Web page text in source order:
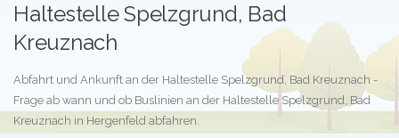
Haltestelle Spelzgrund, Bad
Kreuznach
Abfahrt und Ankunft an der Haltestelle Spelzgrund, Bad Kreuznach -
Frage ab wann und ob Buslinien an der Haltestelle Spelzgrund, Bad
Kreuznach in Hergenfeld abfahren.